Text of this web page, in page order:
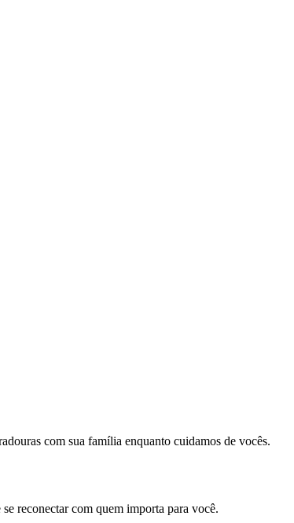
com sua família enquanto cuidamos de vocês.
reconectar com quem importa para você.